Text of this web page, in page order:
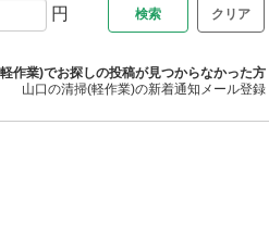
円 クリア
作業)でお探しの投稿が見つからなかった方
山口の清掃(軽作業)の新着通知メール登録